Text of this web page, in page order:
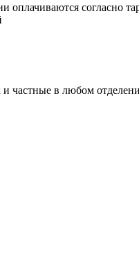
оплачиваются
в любом